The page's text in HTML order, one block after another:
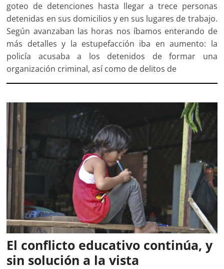
goteo de detenciones hasta llegar a trece personas
detenidas en sus domicilios y en sus lugares de trabajo.
Según avanzaban las horas nos íbamos enterando de
más detalles y la estupefacción iba en aumento: la
policía acusaba a los detenidos de formar una
organización criminal, así como de delitos de
El conflicto educativo continúa, y
sin solución a la vista